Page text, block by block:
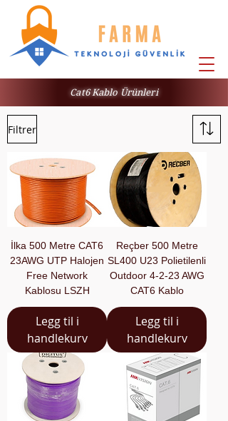
Cat6 Kablo Ürünleri
Filtrer
İlka 500 Metre CAT6
23AWG UTP Halojen
Free Network
Kablosu LSZH
Legg til i
handlekurv
Reçber 500 Metre
SL400 U23 Polietilenli
Outdoor 4-2-23 AWG
CAT6 Kablo
Legg til i
handlekurv